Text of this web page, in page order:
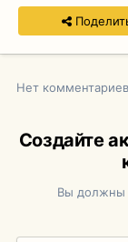
Нет
Создайте
Вы должны